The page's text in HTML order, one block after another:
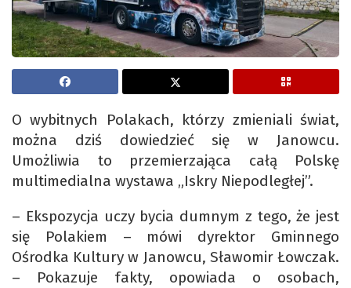
O wybitnych Polakach, którzy zmieniali świat,
można dziś dowiedzieć się w Janowcu.
Umożliwia to przemierzająca całą Polskę
multimedialna wystawa „Iskry Niepodległej”.
– Ekspozycja uczy bycia dumnym z tego, że jest
się Polakiem – mówi dyrektor Gminnego
Ośrodka Kultury w Janowcu, Sławomir Łowczak.
– Pokazuje fakty, opowiada o osobach,